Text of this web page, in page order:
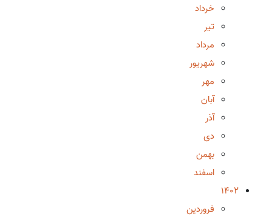
خرداد
تیر
مرداد
شهریور
مهر
آبان
آذر
دی
بهمن
اسفند
1402
فروردین